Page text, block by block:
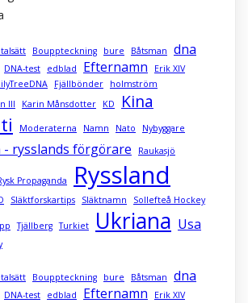
Bouppteckning bure Båtsman dna
DNA-test edblad Efternamn
Erik XIV
Fjällbönder holmström
III Karin Månsdotter KD Kina
Moderaterna Namn Nato Nybyggare
- rysslands förgörare Raukasjö
Propaganda Ryssland
Släktforskartips Släktnamn Sollefteå Hockey
Tjällberg Turkiet Ukriana Usa
Bouppteckning bure Båtsman dna
DNA-test edblad Efternamn
Erik XIV